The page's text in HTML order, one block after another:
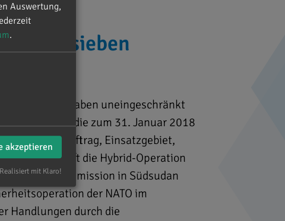
von sieben
ihre Aufgaben uneingeschränkt
und zwei, die zum 31. Januar 2018
Einsatzauftrag, Einsatzgebiet,
Dies betrifft die Hybrid-Operation
VN-Friedensmission in Südsudan
der NATO im
Handlungen durch die
Auswertung,
.
akzeptieren
Realisiert mit Klaro!